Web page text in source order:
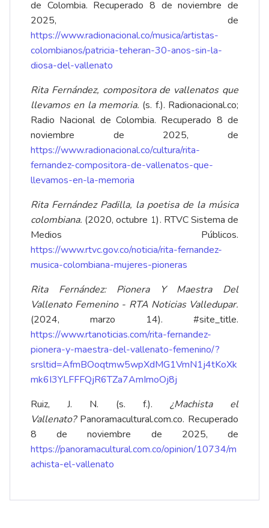
de Colombia. Recuperado 8 de noviembre de
2025, de
https://www.radionacional.co/musica/artistas-
colombianos/patricia-teheran-30-anos-sin-la-
diosa-del-vallenato
Rita Fernández, compositora de vallenatos que
llevamos en la memoria. (s. f.). Radionacional.co;
Radio Nacional de Colombia. Recuperado 8 de
noviembre de 2025, de
https://www.radionacional.co/cultura/rita-
fernandez-compositora-de-vallenatos-que-
llevamos-en-la-memoria
Rita Fernández Padilla, la poetisa de la música
colombiana. (2020, octubre 1). RTVC Sistema de
Medios Públicos.
https://www.rtvc.gov.co/noticia/rita-fernandez-
musica-colombiana-mujeres-pioneras
Rita Fernández: Pionera Y Maestra Del
Vallenato Femenino - RTA Noticias Valledupar.
(2024, marzo 14). #site_title.
https://www.rtanoticias.com/rita-fernandez-
pionera-y-maestra-del-vallenato-femenino/?
srsltid=AfmBOoqtmw5wpXdMG1VmN1j4tKoXk
mk6I3YLFFFQjR6TZa7AmImoOj8j
Ruiz, J. N. (s. f.). ¿Machista el
Vallenato? Panoramacultural.com.co. Recuperado
8 de noviembre de 2025, de
https://panoramacultural.com.co/opinion/10734/m
achista-el-vallenato